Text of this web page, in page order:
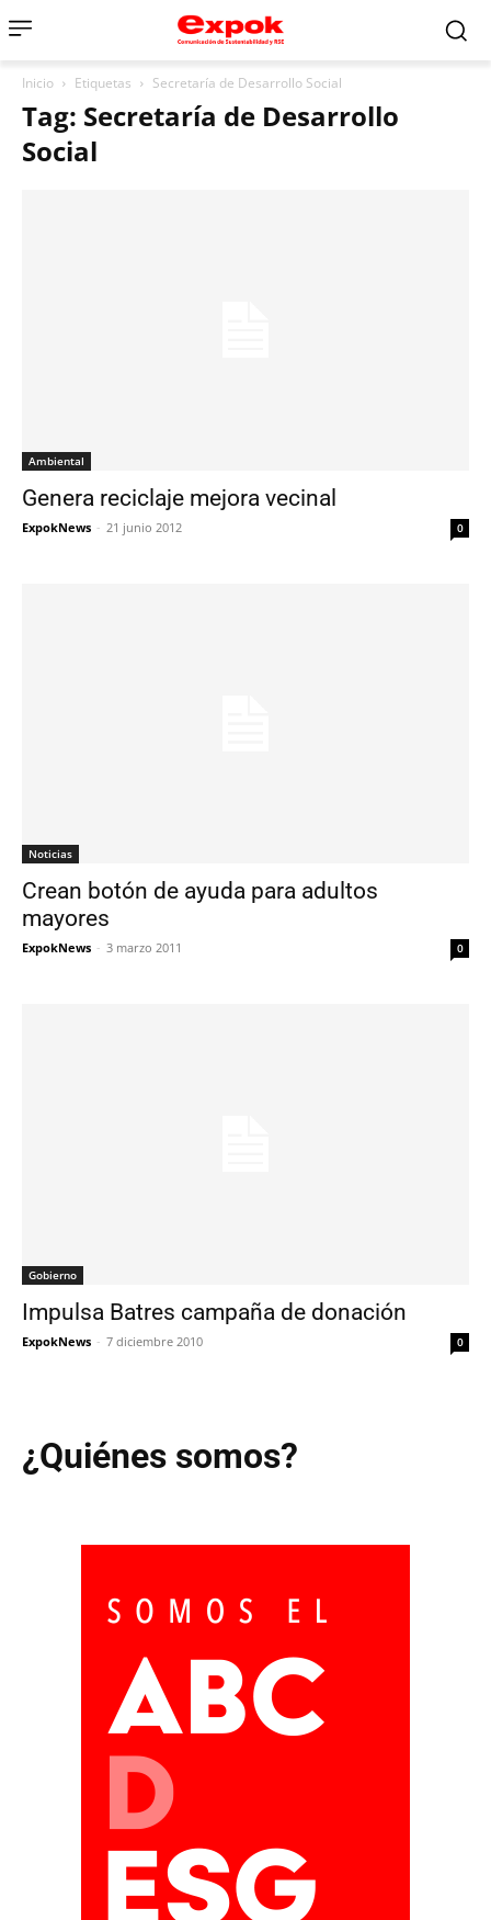
Inicio Etiquetas Secretaría de Desarrollo Social
Tag: Secretaría de Desarrollo
Social
Ambiental
Genera reciclaje mejora vecinal
ExpokNews - 21 junio 2012 0
Noticias
Crean botón de ayuda para adultos
mayores
ExpokNews - 3 marzo 2011 0
Gobierno
Impulsa Batres campaña de donación
ExpokNews - 7 diciembre 2010 0
¿Quiénes somos?